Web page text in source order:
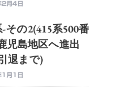
月4日
その2(415系500番
児島地区へ進出
退まで)
月1日